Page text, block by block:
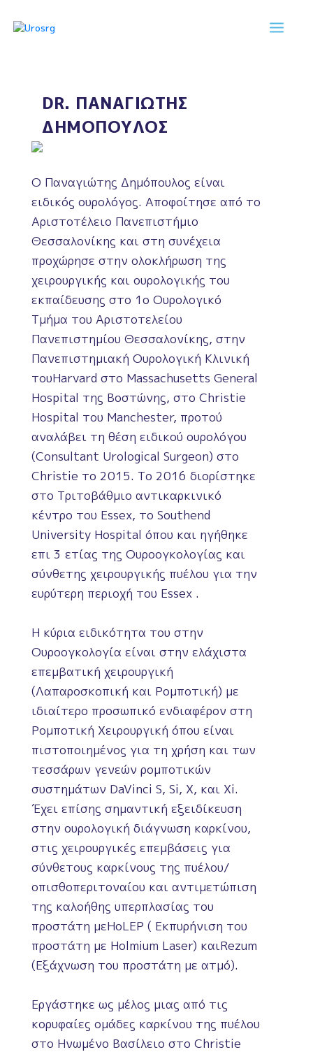
content
ΠΑΘΗΣΕΙΣ
ΟΜΑΔΑ
ΕΠΙΚΟΙΝΩΝΙΑ
DR. ΠΑΝΑΓΙΩΤΗΣ
ΔΗΜΟΠΟΥΛΟΣ
Ο Παναγιώτης Δημόπουλος είναι
ειδικός ουρολόγος. Αποφοίτησε από το
Αριστοτέλειο Πανεπιστήμιο
Θεσσαλονίκης και στη συνέχεια
προχώρησε στην ολοκλήρωση της
χειρουργικής και ουρολογικής του
εκπαίδευσης στο 1ο Ουρολογικό
Τμήμα του Αριστοτελείου
Πανεπιστημίου Θεσσαλονίκης, στην
Πανεπιστημιακή Ουρολογική Κλινική
τουHarvard στο Massachusetts General
Hospital της Βοστώνης, στο Christie
Hospital του Manchester, προτού
αναλάβει τη θέση ειδικού ουρολόγου
(Consultant Urological Surgeon) στο
Christie το 2015. Το 2016 διορίστηκε
στο Τριτοβάθμιο αντικαρκινικό
κέντρο του Essex, το Southend
University Hospital όπου και ηγήθηκε
επι 3 ετίας της Ουροογκολογίας και
σύνθετης χειρουργικής πυέλου για την
ευρύτερη περιοχή του Essex .
Η κύρια ειδικότητα του στην
Ουροογκολογία είναι στην ελάχιστα
επεμβατική χειρουργική
(Λαπαροσκοπική και Ρομποτική) με
ιδιαίτερο προσωπικό ενδιαφέρον στη
Ρομποτική Χειρουργική όπου είναι
πιστοποιημένος για τη χρήση και των
τεσσάρων γενεών ρομποτικών
συστημάτων DaVinci S, Si, X, και Xi.
Έχει επίσης σημαντική εξειδίκευση
στην ουρολογική διάγνωση καρκίνου,
στις χειρουργικές επεμβάσεις για
σύνθετους καρκίνους της πυέλου/
οπισθοπεριτοναίου και αντιμετώπιση
της καλοήθης υπερπλασίας του
προστάτη μεHoLEP ( Εκπυρήνιση του
προστάτη με Holmium Laser) καιRezum
(Εξάχνωση του προστάτη με ατμό).
Εργάστηκε ως μέλος μιας από τις
κορυφαίες ομάδες καρκίνου της πυέλου
στο Ηνωμένο Βασίλειο στο Christie